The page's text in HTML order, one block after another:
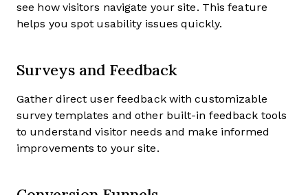
see how visitors navigate your site. This feature
helps you spot usability issues quickly.
Surveys and Feedback
Gather direct user feedback with customizable
survey templates and other built-in feedback tools
to understand visitor needs and make informed
improvements to your site.